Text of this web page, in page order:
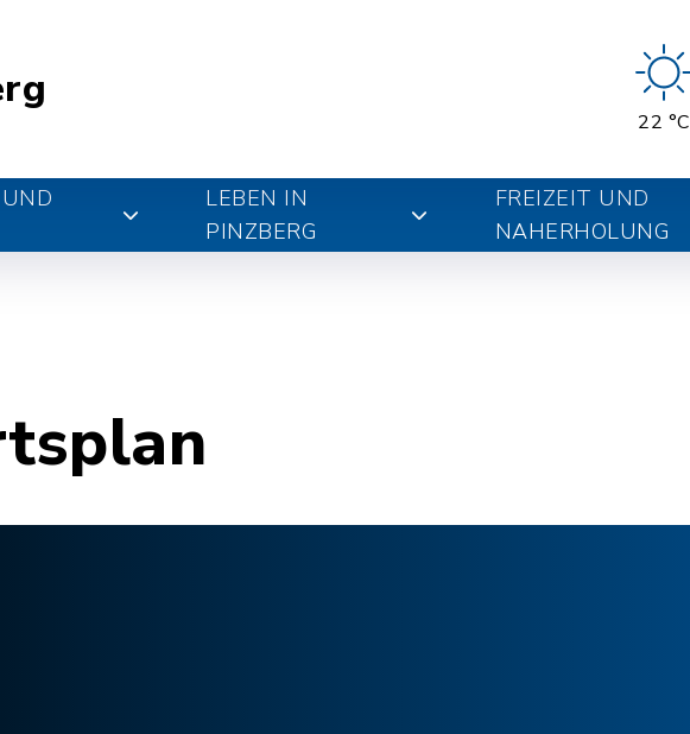
22 °C
LEBEN IN
PINZBERG
FREIZEIT UND
NAHERHOLUNG